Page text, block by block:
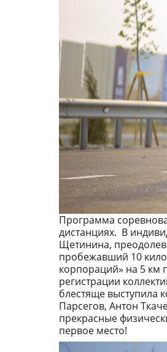
Программа
дистанциях. В
Щетинина,
пробежавший 10
корпораций» на 5 км
регистрации
блестяще выступила
Парсегов, Антон
прекрасные
первое место!